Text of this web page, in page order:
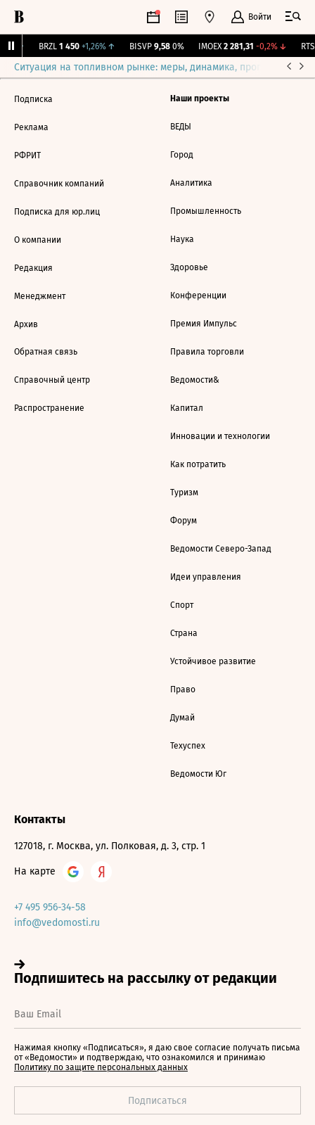
Войти
BRZL 1 450 +1,26%↑ BISVP 9,58 0% IMOEX 2 281,31 -0,2%↓ RTSI
Ситуация на топливном рынке: меры, динамика, прогнозы
Подписка
Реклама
РФРИТ
Справочник компаний
Подписка для юр.лиц
О компании
Редакция
Менеджмент
Архив
Обратная связь
Справочный центр
Распространение
Наши проекты
ВЕДЫ
Город
Аналитика
Промышленность
Наука
Здоровье
Конференции
Премия Импульс
Правила торговли
Ведомости&
Капитал
Инновации и технологии
Как потратить
Туризм
Форум
Ведомости Северо-Запад
Идеи управления
Спорт
Страна
Устойчивое развитие
Право
Думай
Техуспех
Ведомости Юг
Контакты
127018, г. Москва, ул. Полковая, д. 3, стр. 1
На карте
+7 495 956-34-58
info@vedomosti.ru
Нажимая кнопку «Подписаться», я даю свое согласие получать письма
от «Ведомости» и подтверждаю, что ознакомился и принимаю
Политику по защите персональных данных